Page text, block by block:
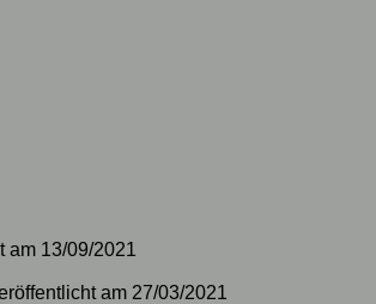
am 13/09/2021
am 27/03/2021